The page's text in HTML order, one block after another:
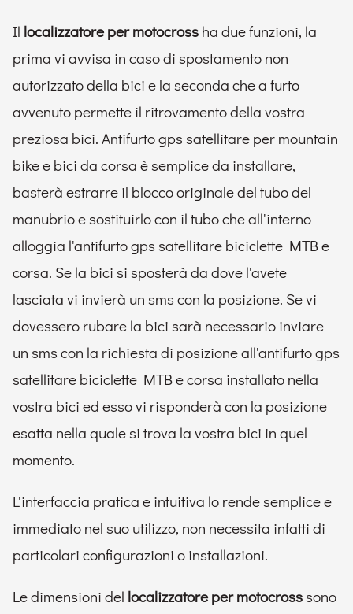
Il localizzatore per motocross ha due funzioni, la
prima vi avvisa in caso di spostamento non
autorizzato della bici e la seconda che a furto
avvenuto permette il ritrovamento della vostra
preziosa bici. Antifurto gps satellitare per mountain
bike e bici da corsa è semplice da installare,
basterà estrarre il blocco originale del tubo del
manubrio e sostituirlo con il tubo che all'interno
alloggia l'antifurto gps satellitare biciclette MTB e
corsa. Se la bici si sposterà da dove l'avete
lasciata vi invierà un sms con la posizione. Se vi
dovessero rubare la bici sarà necessario inviare
un sms con la richiesta di posizione all'antifurto gps
satellitare biciclette MTB e corsa installato nella
vostra bici ed esso vi risponderà con la posizione
esatta nella quale si trova la vostra bici in quel
momento.
L'interfaccia pratica e intuitiva lo rende semplice e
immediato nel suo utilizzo, non necessita infatti di
particolari configurazioni o installazioni.
Le dimensioni del localizzatore per motocross sono